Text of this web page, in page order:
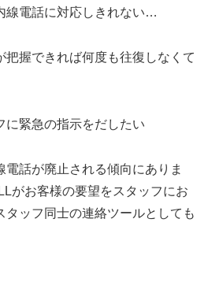
線電話に対応しきれない…
きれば何度も往復しなくて
の指示をだしたい
話が廃止される傾向にありま
がお客様の要望をスタッフにお
タッフ同士の連絡ツールとしても